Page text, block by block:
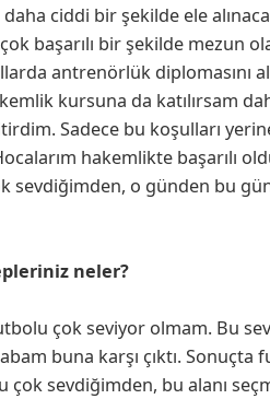
ciddi bir şekilde ele
başarılı bir şekilde mezun
antrenörlük diplomasını
kursuna da katılırsam
Sadece bu koşulları
hakemlikte başarılı
sevdiğimden, o günden bu
neler?
çok seviyor olmam. Bu
buna karşı çıktı. Sonuçta
çok sevdiğimden, bu alanı